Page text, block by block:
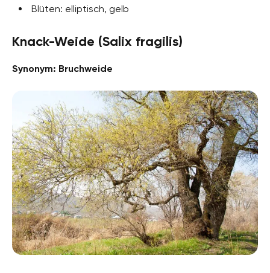
Blüten: elliptisch, gelb
Knack-Weide (Salix fragilis)
Synonym: Bruchweide